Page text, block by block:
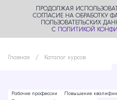
ПРОДОЛЖАЯ
СОГЛАСИЕ НА ОБРАБОТКУ
ПОЛЬЗОВАТЕЛЬСКИХ
С ПОЛИТИКОЙ
Главная Каталог курсов
Рабочие профессии
Повышение